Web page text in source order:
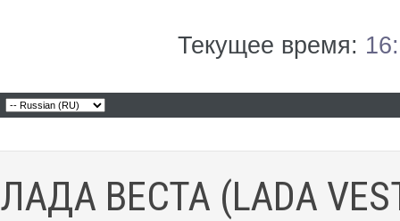
Текущее время:
ЛАДА ВЕСТА (LADA